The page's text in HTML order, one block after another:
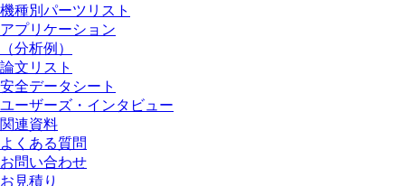
機種別パーツリスト
アプリケーション
（分析例）
論文リスト
安全データシート
ユーザーズ・インタビュー
関連資料
よくある質問
お問い合わせ
お見積り